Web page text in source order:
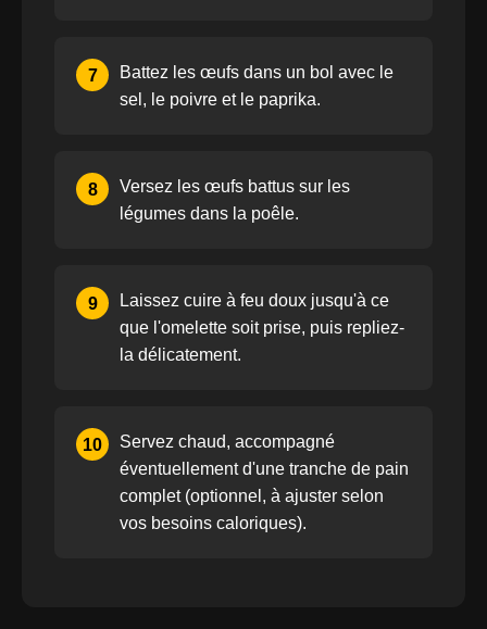
7
Battez les œufs dans un bol avec le
sel, le poivre et le paprika.
8
Versez les œufs battus sur les
légumes dans la poêle.
9
Laissez cuire à feu doux jusqu'à ce
que l'omelette soit prise, puis repliez-
la délicatement.
10
Servez chaud, accompagné
éventuellement d'une tranche de pain
complet (optionnel, à ajuster selon
vos besoins caloriques).